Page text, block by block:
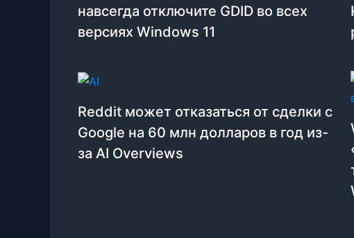
навсегда отключите GDID во всех
версиях Windows 11
Reddit может отказаться от сделки с
Google на 60 млн долларов в год из-
за AI Overviews